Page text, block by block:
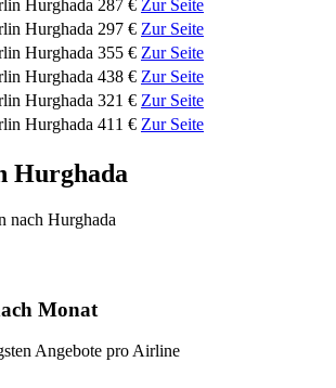
Hurghada 287 € Zur Seite
Hurghada 297 € Zur Seite
Hurghada 355 € Zur Seite
Hurghada 438 € Zur Seite
Hurghada 321 € Zur Seite
Hurghada 411 € Zur Seite
Hurghada
nach Hurghada
Monat
Angebote pro Airline